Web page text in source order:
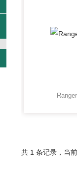
共 1 条记录，当